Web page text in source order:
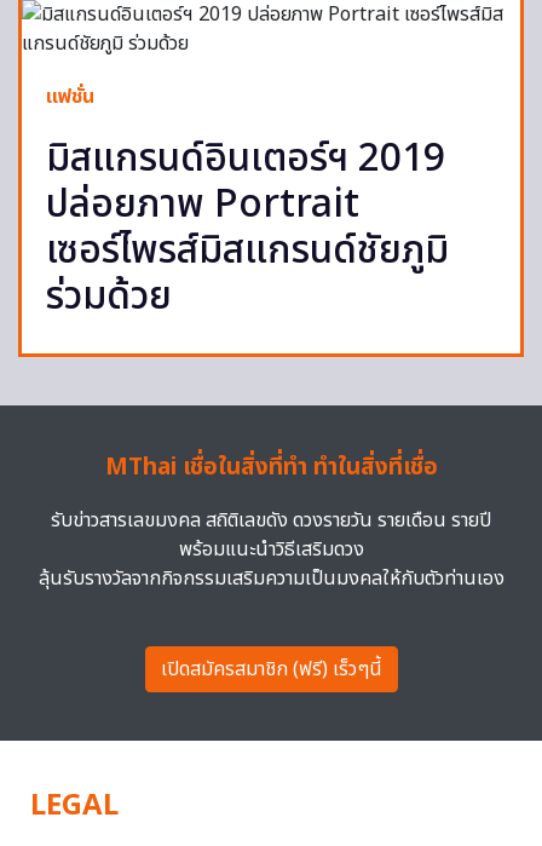
แฟชั่น
มิสแกรนด์อินเตอร์ฯ 2019
ปล่อยภาพ Portrait
เซอร์ไพรส์มิสแกรนด์ชัยภูมิ
ร่วมด้วย
MThai เชื่อในสิ่งที่ทำ ทำในสิ่งที่เชื่อ
รับข่าวสารเลขมงคล สถิติเลขดัง ดวงรายวัน รายเดือน รายปี
พร้อมแนะนำวิธีเสริมดวง
ลุ้นรับรางวัลจากกิจกรรมเสริมความเป็นมงคลให้กับตัวท่านเอง
เปิดสมัครสมาชิก (ฟรี) เร็วๆนี้
LEGAL